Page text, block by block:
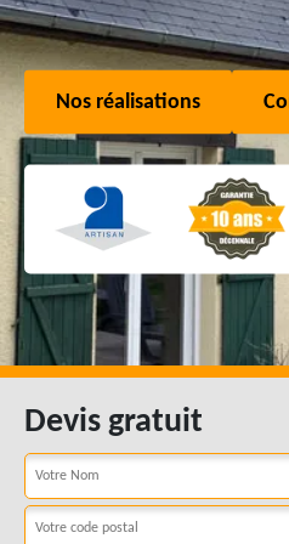
Nos réalisations
Devis gratuit